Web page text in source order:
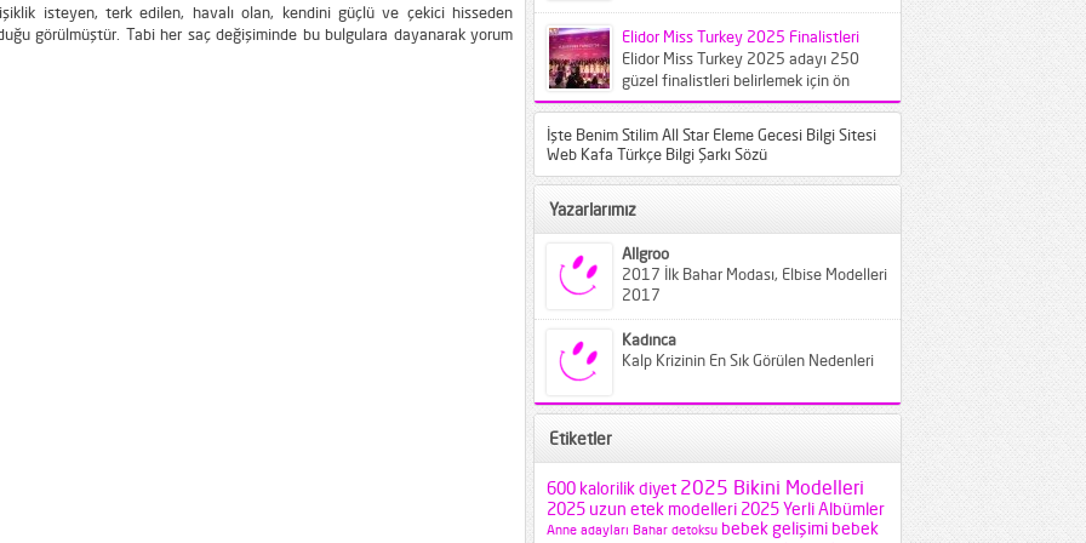
isteyen, terk edilen, havalı olan, kendini güçlü ve çekici hisseden
görülmüştür. Tabi her saç değişiminde bu bulgulara dayanarak yorum
bilinen türlerin farklı varyantları
karşımıza...
Elidor Miss Turkey 2025 Finalistleri
Elidor Miss Turkey 2025 adayı 250
güzel finalistleri belirlemek için ön
elemeye çağırıldı. Crowne Plaza
İşte Benim Stilim All Star Eleme Gecesi Bilgi Sitesi
Web Kafa Türkçe Bilgi Şarkı Sözü
Yazarlarımız
Allgroo
2017 İlk Bahar Modası, Elbise Modelleri
2017
Kadınca
Kalp Krizinin En Sık Görülen Nedenleri
Etiketler
600 kalorilik diyet 2025 Bikini Modelleri
2025 uzun etek modelleri 2025 Yerli Albümler
Anne adayları Bahar detoksu bebek gelişimi bebek